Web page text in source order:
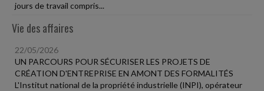
jours de travail compris...
Vie des affaires
22/05/2026
UN PARCOURS POUR SÉCURISER LES PROJETS DE
CRÉATION D'ENTREPRISE EN AMONT DES FORMALITÉS
L'Institut national de la propriété industrielle (INPI), opérateur